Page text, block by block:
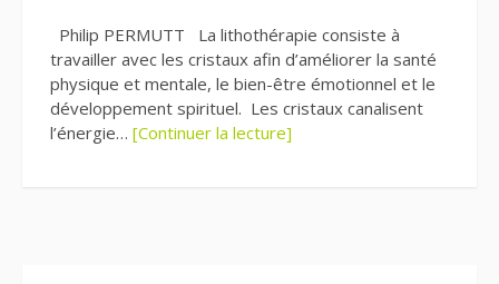
Philip PERMUTT La lithothérapie consiste à
travailler avec les cristaux afin d’améliorer la santé
physique et mentale, le bien-être émotionnel et le
développement spirituel. Les cristaux canalisent
l’énergie… [Continuer la lecture]